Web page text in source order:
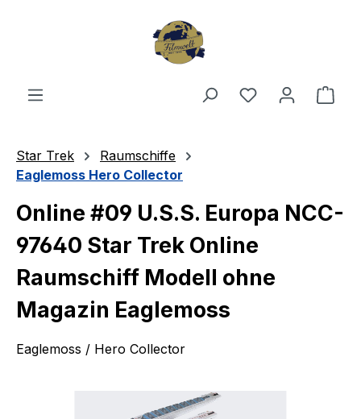
Du hast 0
Star Trek
Raumschiffe
Eaglemoss Hero Collector
Online #09 U.S.S. Europa NCC-
97640 Star Trek Online
Raumschiff Modell ohne
Magazin Eaglemoss
Eaglemoss / Hero Collector